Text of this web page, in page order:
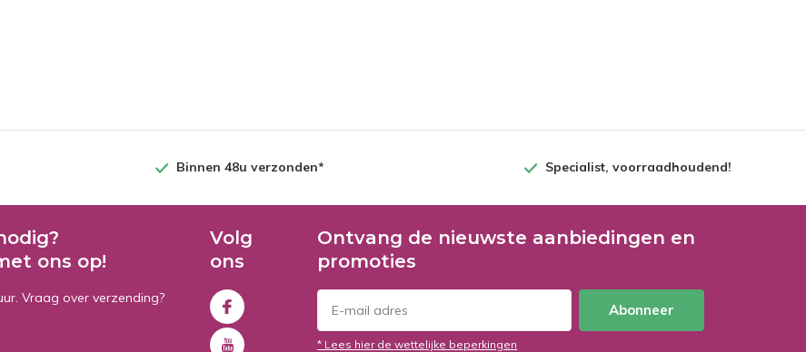
Binnen 48u verzonden* Specialist, voorraadhoudend!
ons op!
Vraag over verzending?
Volg
ons
Ontvang de nieuwste aanbiedingen en
promoties
Abonneer
* Lees hier de wettelijke beperkingen